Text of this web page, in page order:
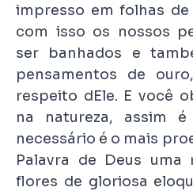
impresso em folhas
com isso os nossos
ser banhados e
pensamentos de
respeito dEle. E você
na natureza, assim
necessário é o mais
Palavra de Deus uma
flores de gloriosa